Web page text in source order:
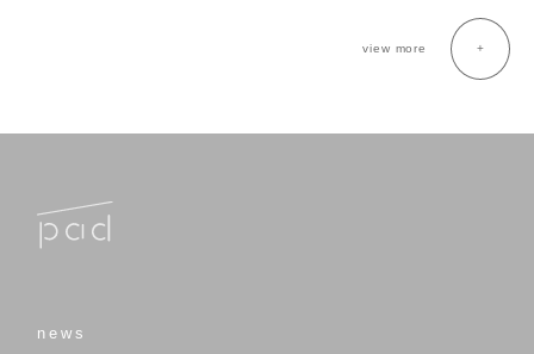
view more
news